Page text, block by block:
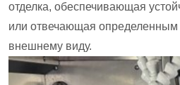
отделка, обеспечивающая
или отвечающая определенным
внешнему виду.